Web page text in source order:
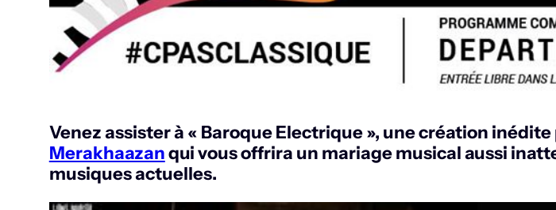
Venez assister à « Baroque Electrique », une création inédite
Merakhaazanqui vous offrira un mariage musical aussi
musiques actuelles.